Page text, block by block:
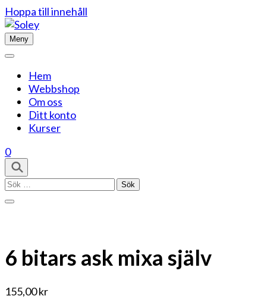
Hoppa till innehåll
Meny
Hem
Webbshop
Om oss
Ditt konto
Kurser
0
Sök
6 bitars ask mixa själv
155,00kr